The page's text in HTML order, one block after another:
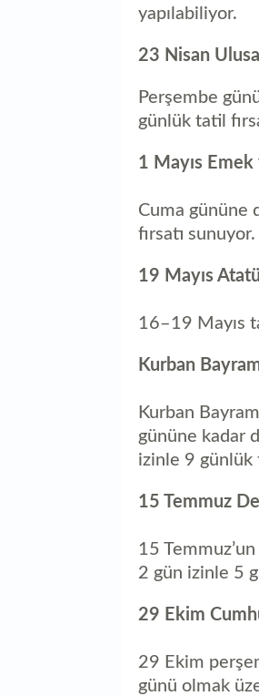
yapılabiliyor.
23 Nisan
Perşembe
günlük tatil
1 Mayıs
Cuma gününe
fırsatı
19 Mayıs
16–19 Mayıs
Kurban
Kurban
gününe kadar
izinle 9 günlük
15 Temmuz
15
2 gün izinle 5
29 Ekim
29 Ekim
günü olmak